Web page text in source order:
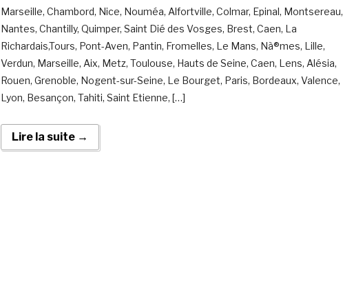
Marseille, Chambord, Nice, Nouméa, Alfortville, Colmar, Epinal, Montsereau,
Nantes, Chantilly, Quimper, Saint Dié des Vosges, Brest, Caen, La
Richardais,Tours, Pont-Aven, Pantin, Fromelles, Le Mans, Nà®mes, Lille,
Verdun, Marseille, Aix, Metz, Toulouse, Hauts de Seine, Caen, Lens, Alésia,
Rouen, Grenoble, Nogent-sur-Seine, Le Bourget, Paris, Bordeaux, Valence,
Lyon, Besançon, Tahiti, Saint Etienne, […]
Lire la suite →